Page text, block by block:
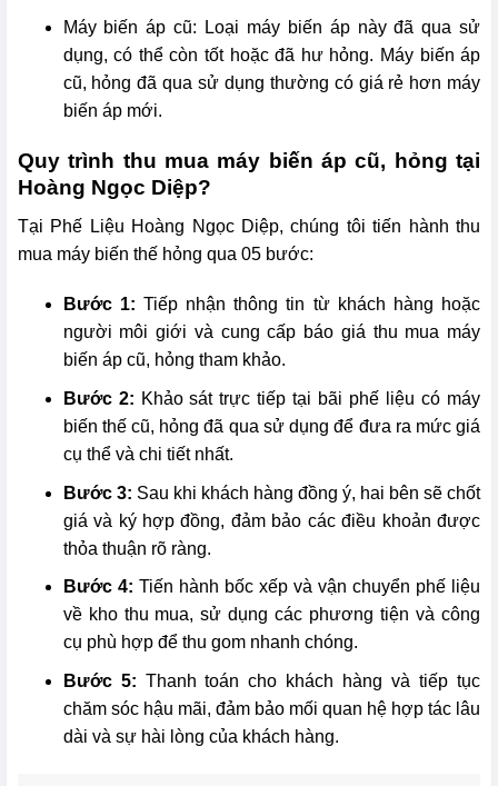
Máy biến áp cũ: Loại máy biến áp này đã qua sử
dụng, có thể còn tốt hoặc đã hư hỏng. Máy biến áp
cũ, hỏng đã qua sử dụng thường có giá rẻ hơn máy
biến áp mới.
Quy trình thu mua máy biến áp cũ, hỏng tại
Hoàng Ngọc Diệp?
Tại Phế Liệu Hoàng Ngọc Diệp, chúng tôi tiến hành thu
mua máy biến thế hỏng qua 05 bước:
Bước 1: Tiếp nhận thông tin từ khách hàng hoặc
người môi giới và cung cấp báo giá thu mua máy
biến áp cũ, hỏng tham khảo.
Bước 2: Khảo sát trực tiếp tại bãi phế liệu có máy
biến thế cũ, hỏng đã qua sử dụng để đưa ra mức giá
cụ thể và chi tiết nhất.
Bước 3: Sau khi khách hàng đồng ý, hai bên sẽ chốt
giá và ký hợp đồng, đảm bảo các điều khoản được
thỏa thuận rõ ràng.
Bước 4: Tiến hành bốc xếp và vận chuyển phế liệu
về kho thu mua, sử dụng các phương tiện và công
cụ phù hợp để thu gom nhanh chóng.
Bước 5: Thanh toán cho khách hàng và tiếp tục
chăm sóc hậu mãi, đảm bảo mối quan hệ hợp tác lâu
dài và sự hài lòng của khách hàng.